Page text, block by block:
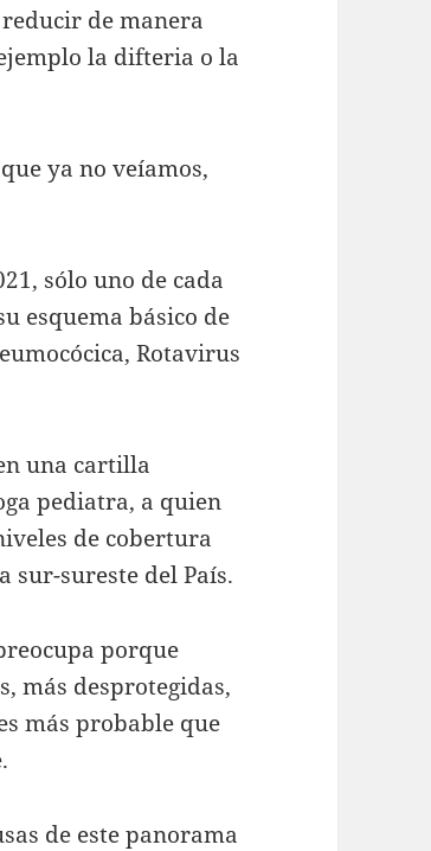
de manera
la difteria o la
ya no veíamos,
sólo uno de cada
esquema básico de
Rotavirus
una cartilla
pediatra, a quien
de cobertura
sur-sureste del País.
porque
más desprotegidas,
más probable que
de este panorama